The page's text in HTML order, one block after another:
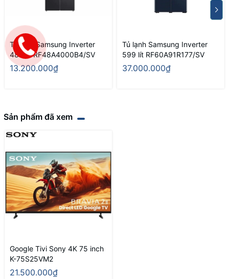
Tủ lạnh Samsung Inverter
488 lít RF48A4000B4/SV
13.200.000₫
Tủ lạnh Samsung Inverter
599 lít RF60A91R177/SV
37.000.000₫
Sản phẩm đã xem
Google Tivi Sony 4K 75 inch
K-75S25VM2
21.500.000₫